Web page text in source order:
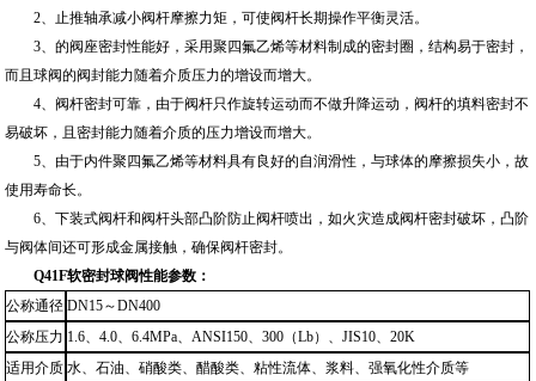
2、止推轴承减小阀杆摩擦力矩，可使阀杆长期操作平衡灵活。
3、的阀座密封性能好，采用聚四氟乙烯等材料制成的密封圈，结构易于密封，
而且球阀的阀封能力随着介质压力的增设而增大。
4、阀杆密封可靠，由于阀杆只作旋转运动而不做升降运动，阀杆的填料密封不
易破坏，且密封能力随着介质的压力增设而增大。
5、由于内件聚四氟乙烯等材料具有良好的自润滑性，与球体的摩擦损失小，故
使用寿命长。
6、下装式阀杆和阀杆头部凸阶防止阀杆喷出，如火灾造成阀杆密封破坏，凸阶
与阀体间还可形成金属接触，确保阀杆密封。
Q41F软密封球阀性能参数：
公称通径 DN15～DN400
公称压力 1.6、4.0、6.4MPa、ANSI150、300 （Lb）、JIS10、20K
适用介质 水、石油、硝酸类、醋酸类、粘性流体、浆料、强氧化性介质等